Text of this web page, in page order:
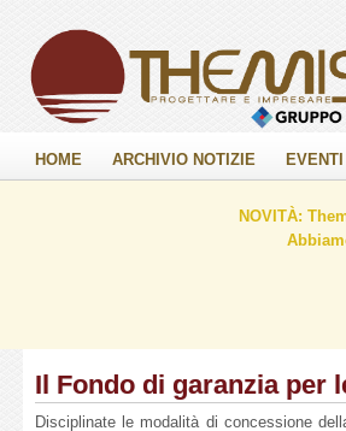
HOME ARCHIVIO NOTIZIE EVENTI
NOVITÀ:
Il Fondo di garanzia per
Disciplinate le modalità di concessione